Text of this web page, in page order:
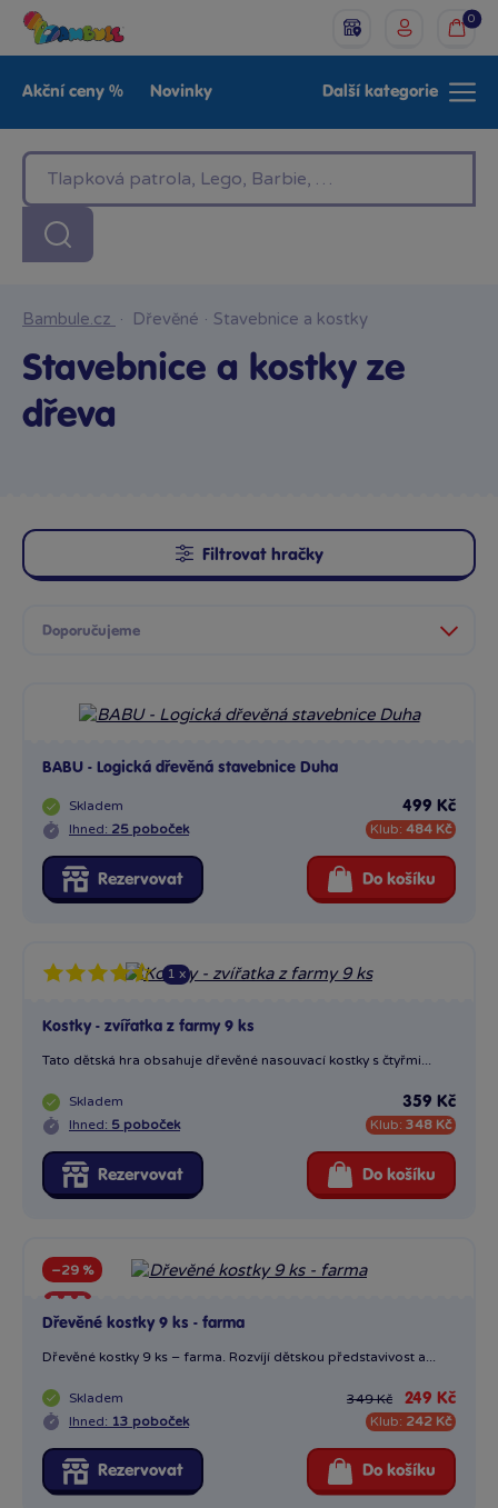
0
Akční ceny % Novinky
LEGO®
Baby Značky
Další kategorie
Bambule.cz · Dřevěné · Stavebnice a kostky
Stavebnice a kostky ze
dřeva
Filtrovat hračky
BABU - Logická dřevěná stavebnice Duha
Skladem
Ihned: 25 poboček
499 Kč
Klub: 484 Kč
Rezervovat Do košíku
1 x
Kostky - zvířatka z farmy 9 ks
Tato dětská hra obsahuje dřevěné nasouvací kostky s čtyřmi...
Skladem
Ihned: 5 poboček
359 Kč
Klub: 348 Kč
Rezervovat Do košíku
−29 %
Sleva
Dřevěné kostky 9 ks - farma
Dřevěné kostky 9 ks – farma. Rozvíjí dětskou představivost a...
Skladem
Ihned: 13 poboček
349 Kč 249 Kč
Klub: 242 Kč
Rezervovat Do košíku